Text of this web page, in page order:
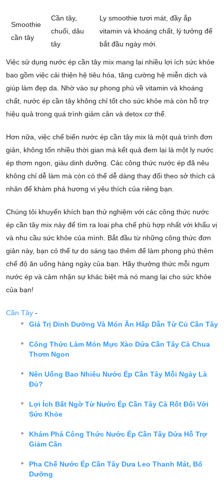
Smoothie
cần tây
Cần tây,
chuối, dâu
tây
Ly smoothie tươi mát, đầy ắp
vitamin và khoáng chất, lý tưởng để
bắt đầu ngày mới.
Việc sử dụng nước ép cần tây mix mang lại nhiều lợi ích sức khỏe
bao gồm việc cải thiện hệ tiêu hóa, tăng cường hệ miễn dịch và
giúp làm đẹp da. Nhờ vào sự phong phú về vitamin và khoáng
chất, nước ép cần tây không chỉ tốt cho sức khỏe mà còn hỗ trợ
hiệu quả trong quá trình giảm cân và detox cơ thể.
Hơn nữa, việc chế biến nước ép cần tây mix là một quá trình đơn
giản, không tốn nhiều thời gian mà kết quả đem lại là một ly nước
ép thơm ngon, giàu dinh dưỡng. Các công thức nước ép đã nêu
không chỉ dễ làm mà còn có thể dễ dàng thay đổi theo sở thích cá
nhân để khám phá hương vị yêu thích của riêng bạn.
Chúng tôi khuyến khích bạn thử nghiệm với các công thức nước
ép cần tây mix này để tìm ra loại pha chế phù hợp nhất với khẩu vị
và nhu cầu sức khỏe của mình. Bắt đầu từ những công thức đơn
giản này, bạn có thể tự do sáng tạo thêm để làm phong phú thêm
chế độ ăn uống hàng ngày của bạn. Hãy thưởng thức mỗi ngụm
nước ép và cảm nhận sự khác biệt mà nó mang lại cho sức khỏe
của bạn!
Cần Tây -
Giá Trị Dinh Dưỡng Và Món Ăn Hấp Dẫn Từ Củ Cần Tây
Công Thức Làm Món Mực Xào Dứa Cần Tây Cà Chua
Thơm Ngon
Nên Uống Bao Nhiêu Nước Ép Cần Tây Mỗi Ngày Là
Đủ?
Lợi Ích Bất Ngờ Từ Nước Ép Cần Tây Cà Rốt Đối Với
Sức Khỏe
Khám Phá Công Thức Nước Ép Cần Tây Dứa Hỗ Trợ
Giảm Cân
Pha Chế Nước Ép Cần Tây Dưa Leo Thanh Mát, Bổ
Dưỡng